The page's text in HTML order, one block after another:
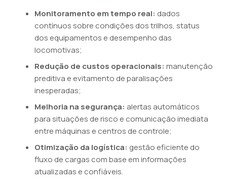
Monitoramento em tempo real: dados
contínuos sobre condições dos trilhos, status
dos equipamentos e desempenho das
locomotivas;
Redução de custos operacionais: manutenção
preditiva e evitamento de paralisações
inesperadas;
Melhoria na segurança: alertas automáticos
para situações de risco e comunicação imediata
entre máquinas e centros de controle;
Otimização da logística: gestão eficiente do
fluxo de cargas com base em informações
atualizadas e confiáveis.